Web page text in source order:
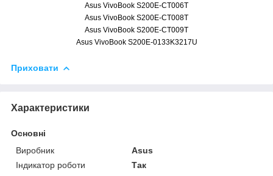
Asus VivoBook S200E-CT006T
Asus VivoBook S200E-CT008T
Asus VivoBook S200E-CT009T
Asus VivoBook S200E-0133K3217U
Приховати
Характеристики
Основні
Виробник
Asus
Індикатор роботи
Так